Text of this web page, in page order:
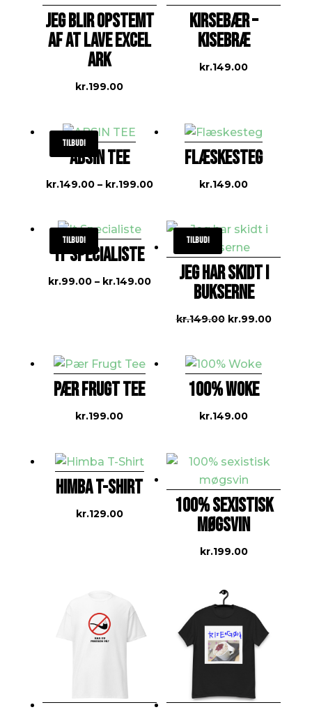
JEG BLIR OPSTEMT
AF AT LAVE EXCEL
ARK
kr.199.00
KIRSEBÆR –
KISEBRÆ
kr.149.00
Tilbud!
ABSIN TEE
kr.149.00 – kr.199.00Prisinterval:
kr.199.00
FLÆSKESTEG
kr.149.00
Tilbud!
IT SPECIALISTE
kr.99.00 – kr.149.00Prisinterval:
Tilbud!
JEG HAR SKIDT I
BUKSERNE
kr.149.00 Den
var:
kr.149.00.
kr.99.00Den
PÆR FRUGT TEE
kr.199.00
100% WOKE
kr.149.00
HIMBA T-SHIRT
kr.129.00
100% SEXISTISK
MØGSVIN
kr.199.00